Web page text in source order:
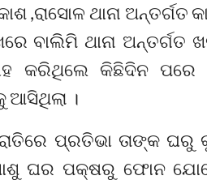
,ରାସୋଳ ଥାନା
ବାଲିମି ଥାନା
କରିଥିଲେ କିଛିଦିନ
।
ପ୍ରତିଭା ତାଙ୍କ
ଘର ପକ୍ଷରୁ ଫୋନ